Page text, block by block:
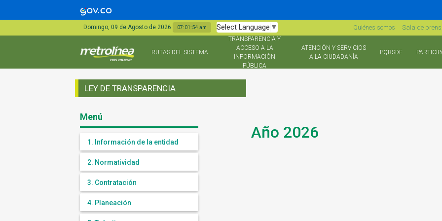
Domingo, 09 de Agosto de 2026 07:01:54 am Select Language ▼ Quiénes somos Sala de
RUTAS DEL SISTEMA
TRANSPARENCIA Y
ACCESO A LA
INFORMACIÓN
PÚBLICA
ATENCIÓN Y SERVICIOS
A LA CIUDADANÍA
PQRSDF
LEY DE TRANSPARENCIA
Menú
1. Información de la entidad
2. Normatividad
3. Contratación
4. Planeación
Año 2026